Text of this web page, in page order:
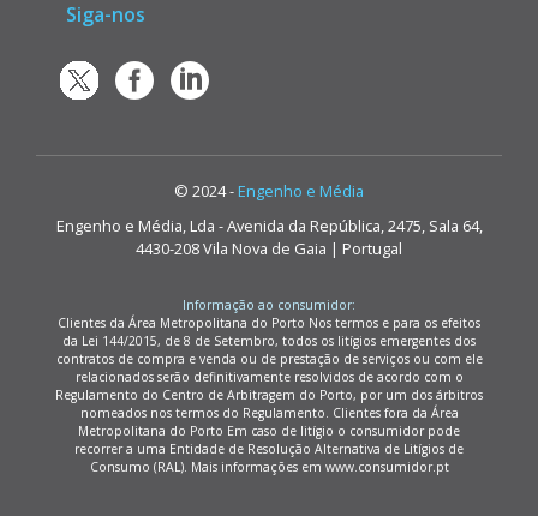
Siga-nos
© 2024 - Engenho e Média
Engenho e Média, Lda - Avenida da República, 2475, Sala 64,
4430-208 Vila Nova de Gaia | Portugal
Informação ao consumidor:
Clientes da Área Metropolitana do Porto Nos termos e para os efeitos
da Lei 144/2015, de 8 de Setembro, todos os litígios emergentes dos
contratos de compra e venda ou de prestação de serviços ou com ele
relacionados serão definitivamente resolvidos de acordo com o
Regulamento do Centro de Arbitragem do Porto, por um dos árbitros
nomeados nos termos do Regulamento. Clientes fora da Área
Metropolitana do Porto Em caso de litígio o consumidor pode
recorrer a uma Entidade de Resolução Alternativa de Litígios de
Consumo (RAL). Mais informações em www.consumidor.pt